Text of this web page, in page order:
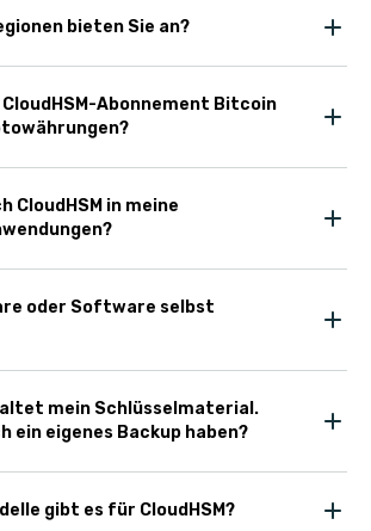
bieten Sie an?
Abonnement Bitcoin
CloudHSM in meine
oder Software selbst
mein Schlüsselmaterial.
ein eigenes Backup haben?
gibt es für CloudHSM?